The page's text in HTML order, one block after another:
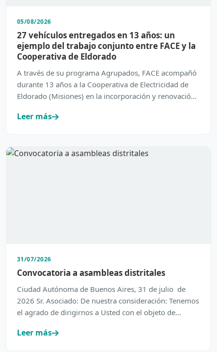
05/08/2026
27 vehículos entregados en 13 años: un
ejemplo del trabajo conjunto entre FACE y la
Cooperativa de Eldorado
A través de su programa Agrupados, FACE acompañó
durante 13 años a la Cooperativa de Electricidad de
Eldorado (Misiones) en la incorporación y renovación
Leer más
31/07/2026
Convocatoria a asambleas distritales
Ciudad Autónoma de Buenos Aires, 31 de julio de
2026 Sr. Asociado: De nuestra consideración: Tenemos
el agrado de dirigirnos a Usted con el objeto de
Leer más